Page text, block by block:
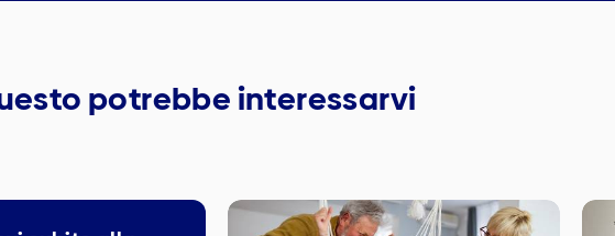
potrebbe interessarvi